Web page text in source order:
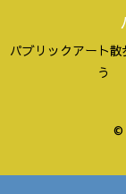
パブリックアート散
う
©